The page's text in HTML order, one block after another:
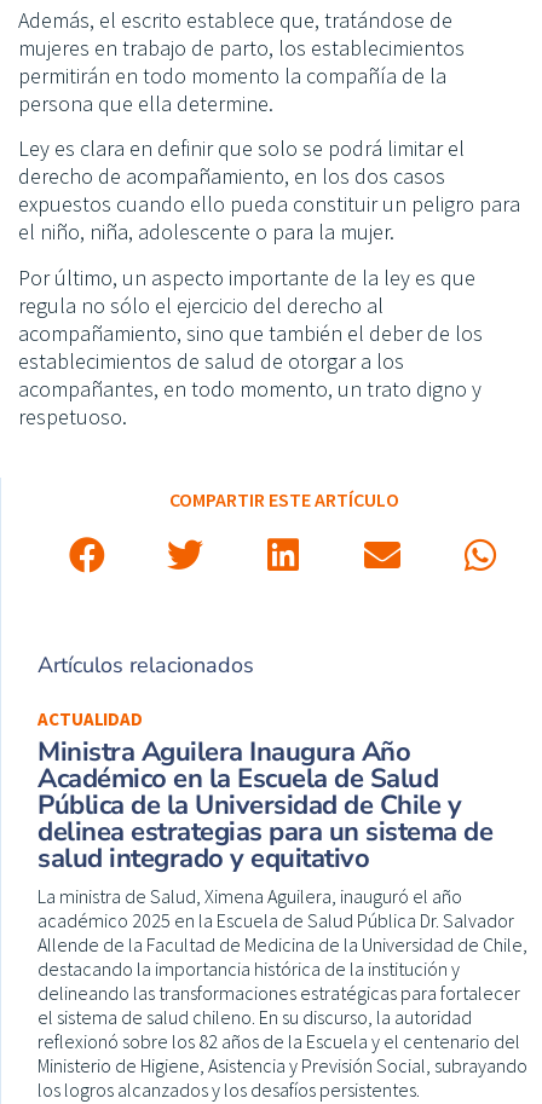
Además, el escrito establece que, tratándose de
mujeres en trabajo de parto, los establecimientos
permitirán en todo momento la compañía de la
persona que ella determine.
Ley es clara en definir que solo se podrá limitar el
derecho de acompañamiento, en los dos casos
expuestos cuando ello pueda constituir un peligro para
el niño, niña, adolescente o para la mujer.
Por último, un aspecto importante de la ley es que
regula no sólo el ejercicio del derecho al
acompañamiento, sino que también el deber de los
establecimientos de salud de otorgar a los
acompañantes, en todo momento, un trato digno y
respetuoso.
COMPARTIR ESTE ARTÍCULO
Artículos relacionados
ACTUALIDAD
Ministra Aguilera Inaugura Año
Académico en la Escuela de Salud
Pública de la Universidad de Chile y
delinea estrategias para un sistema de
salud integrado y equitativo
La ministra de Salud, Ximena Aguilera, inauguró el año
académico 2025 en la Escuela de Salud Pública Dr. Salvador
Allende de la Facultad de Medicina de la Universidad de Chile,
destacando la importancia histórica de la institución y
delineando las transformaciones estratégicas para fortalecer
el sistema de salud chileno. En su discurso, la autoridad
reflexionó sobre los 82 años de la Escuela y el centenario del
Ministerio de Higiene, Asistencia y Previsión Social, subrayando
los logros alcanzados y los desafíos persistentes.